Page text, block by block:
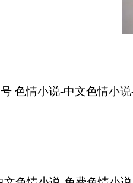
号 色情小说-中文色情小